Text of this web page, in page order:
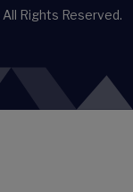
All Rights Reserved.